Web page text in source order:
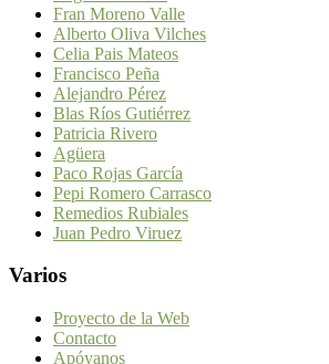
Fran Moreno Valle
Alberto Oliva Vilches
Celia Pais Mateos
Francisco Peña
Alejandro Pérez
Blas Ríos Gutiérrez
Patricia Rivero
Agüera
Paco Rojas García
Pepi Romero Carrasco
Remedios Rubiales
Juan Pedro Viruez
Varios
Proyecto de la Web
Contacto
Apóyanos